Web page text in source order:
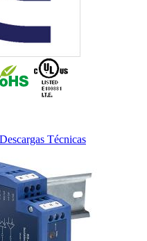
Descargas Técnicas